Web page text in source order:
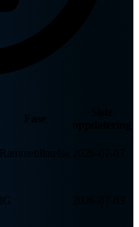
Fase
Rammetillatelse
IG